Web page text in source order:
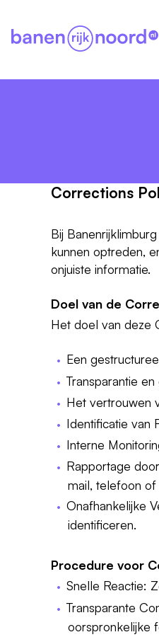
Corrections
Bij
kunnen optreden,
onjuiste informatie.
Doel van de
Het doel van deze
Een
Transparantie
Het vertrouwen
Identificatie van
Interne
Rapportage
mail, telefoon of
Onafhankelijke
identificeren.
Procedure voor
Snelle Reactie:
Transparante
oorspronkelijke